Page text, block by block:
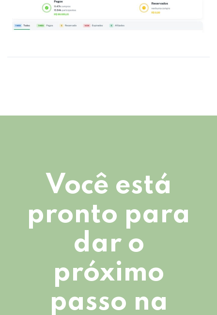
Você está
pronto para
dar o
próximo
passo na